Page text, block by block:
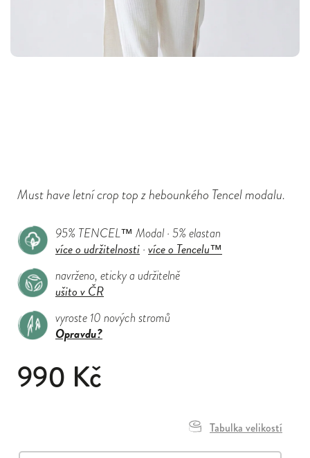
Must have letní crop top z hebounkého Tencel modalu.
95% TENCEL™ Modal · 5% elastan
více o udržitelnosti · více o Tencelu™
navrženo, eticky a udržitelně
ušito v ČR
vyroste 10 nových stromů
Opravdu?
990 Kč
Tabulka velikostí